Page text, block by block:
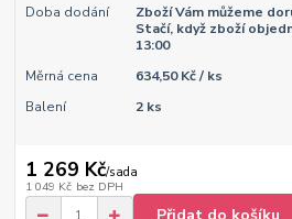
Doba dodání
Zboží Vám můžeme
Stačí, když zboží
13:00
Měrná cena
634,50 Kč / ks
Balení
2 ks
1 269 Kč/sada
1 049 Kč bez DPH